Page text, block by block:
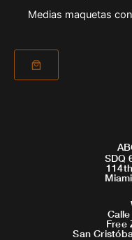
Medias maquetas
SDQ
Free
San